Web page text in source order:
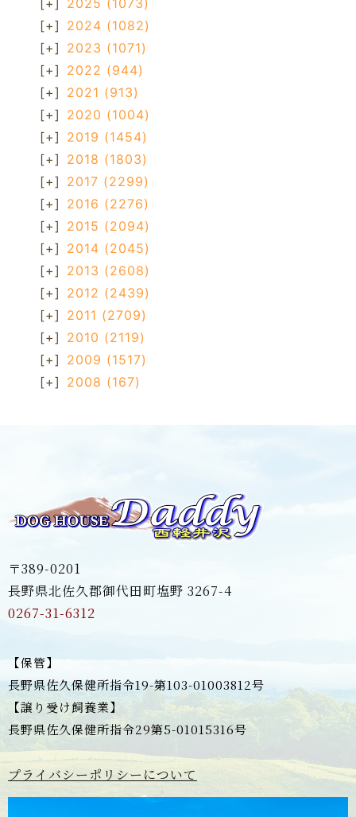
[+] 2025 (1073)
[+] 2024 (1082)
[+] 2023 (1071)
[+] 2022 (944)
[+] 2021 (913)
[+] 2020 (1004)
[+] 2019 (1454)
[+] 2018 (1803)
[+] 2017 (2299)
[+] 2016 (2276)
[+] 2015 (2094)
[+] 2014 (2045)
[+] 2013 (2608)
[+] 2012 (2439)
[+] 2011 (2709)
[+] 2010 (2119)
[+] 2009 (1517)
[+] 2008 (167)
〒389-0201
長野県北佐久郡御代田町塩野 3267-4
0267-31-6312
【保管】
長野県佐久保健所指令19-第103-01003812号
【譲り受け飼養業】
長野県佐久保健所指令29第5-01015316号
プライバシーポリシーについて